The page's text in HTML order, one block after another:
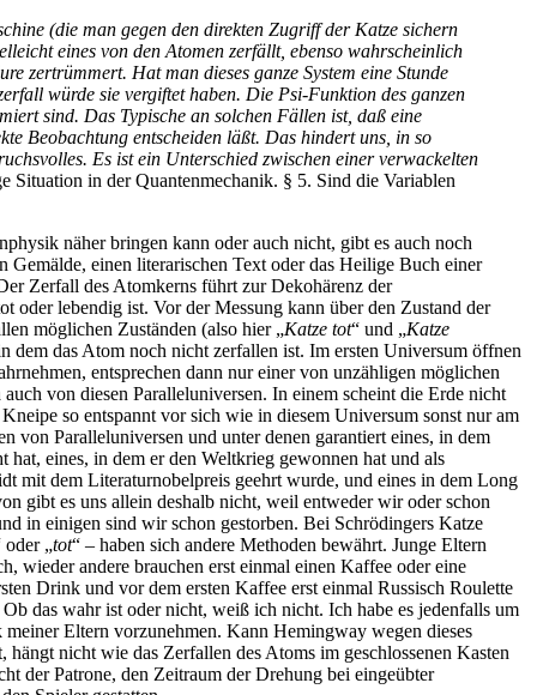
(die man gegen den direkten Zugriff der Katze sichern
eines von den Atomen zerfällt, ebenso wahrscheinlich
zertrümmert. Hat man dieses ganze System eine Stunde
würde sie vergiftet haben. Die Psi-Funktion des ganzen
sind. Das Typische an solchen Fällen ist, daß eine
Beobachtung entscheiden läßt. Das hindert uns, in so
Es ist ein Unterschied zwischen einer verwackelten
Situation in der Quantenmechanik. § 5. Sind die Variablen
näher bringen kann oder auch nicht, gibt es auch noch
Gemälde, einen literarischen Text oder das Heilige Buch einer
Zerfall des Atomkerns führt zur Dekohärenz der
oder lebendig ist. Vor der Messung kann über den Zustand der
möglichen Zuständen (also hier „Katze tot“ und „Katze
dem das Atom noch nicht zerfallen ist. Im ersten Universum öffnen
entsprechen dann nur einer von unzähligen möglichen
von diesen Paralleluniversen. In einem scheint die Erde nicht
so entspannt vor sich wie in diesem Universum sonst nur am
von Paralleluniversen und unter denen garantiert eines, in dem
eines, in dem er den Weltkrieg gewonnen hat und als
mit dem Literaturnobelpreis geehrt wurde, und eines in dem Long
gibt es uns allein deshalb nicht, weil entweder wir oder schon
in einigen sind wir schon gestorben. Bei Schrödingers Katze
oder „tot“ – haben sich andere Methoden bewährt. Junge Eltern
wieder andere brauchen erst einmal einen Kaffee oder eine
Drink und vor dem ersten Kaffee erst einmal Russisch Roulette
das wahr ist oder nicht, weiß ich nicht. Ich habe es jedenfalls um
meiner Eltern vorzunehmen. Kann Hemingway wegen dieses
nicht wie das Zerfallen des Atoms im geschlossenen Kasten
der Patrone, den Zeitraum der Drehung bei eingeübter